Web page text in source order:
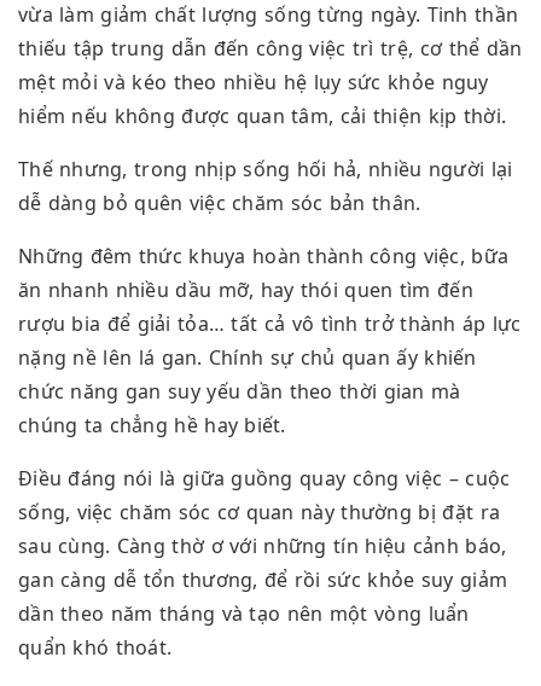
vừa làm giảm chất lượng sống từng ngày. Tinh thần
thiếu tập trung dẫn đến công việc trì trệ, cơ thể dần
mệt mỏi và kéo theo nhiều hệ lụy sức khỏe nguy
hiểm nếu không được quan tâm, cải thiện kịp thời.
Thế nhưng, trong nhịp sống hối hả, nhiều người lại
dễ dàng bỏ quên việc chăm sóc bản thân.
Những đêm thức khuya hoàn thành công việc, bữa
ăn nhanh nhiều dầu mỡ, hay thói quen tìm đến
rượu bia để giải tỏa… tất cả vô tình trở thành áp lực
nặng nề lên lá gan. Chính sự chủ quan ấy khiến
chức năng gan suy yếu dần theo thời gian mà
chúng ta chẳng hề hay biết.
Điều đáng nói là giữa guồng quay công việc – cuộc
sống, việc chăm sóc cơ quan này thường bị đặt ra
sau cùng. Càng thờ ơ với những tín hiệu cảnh báo,
gan càng dễ tổn thương, để rồi sức khỏe suy giảm
dần theo năm tháng và tạo nên một vòng luẩn
quẩn khó thoát.